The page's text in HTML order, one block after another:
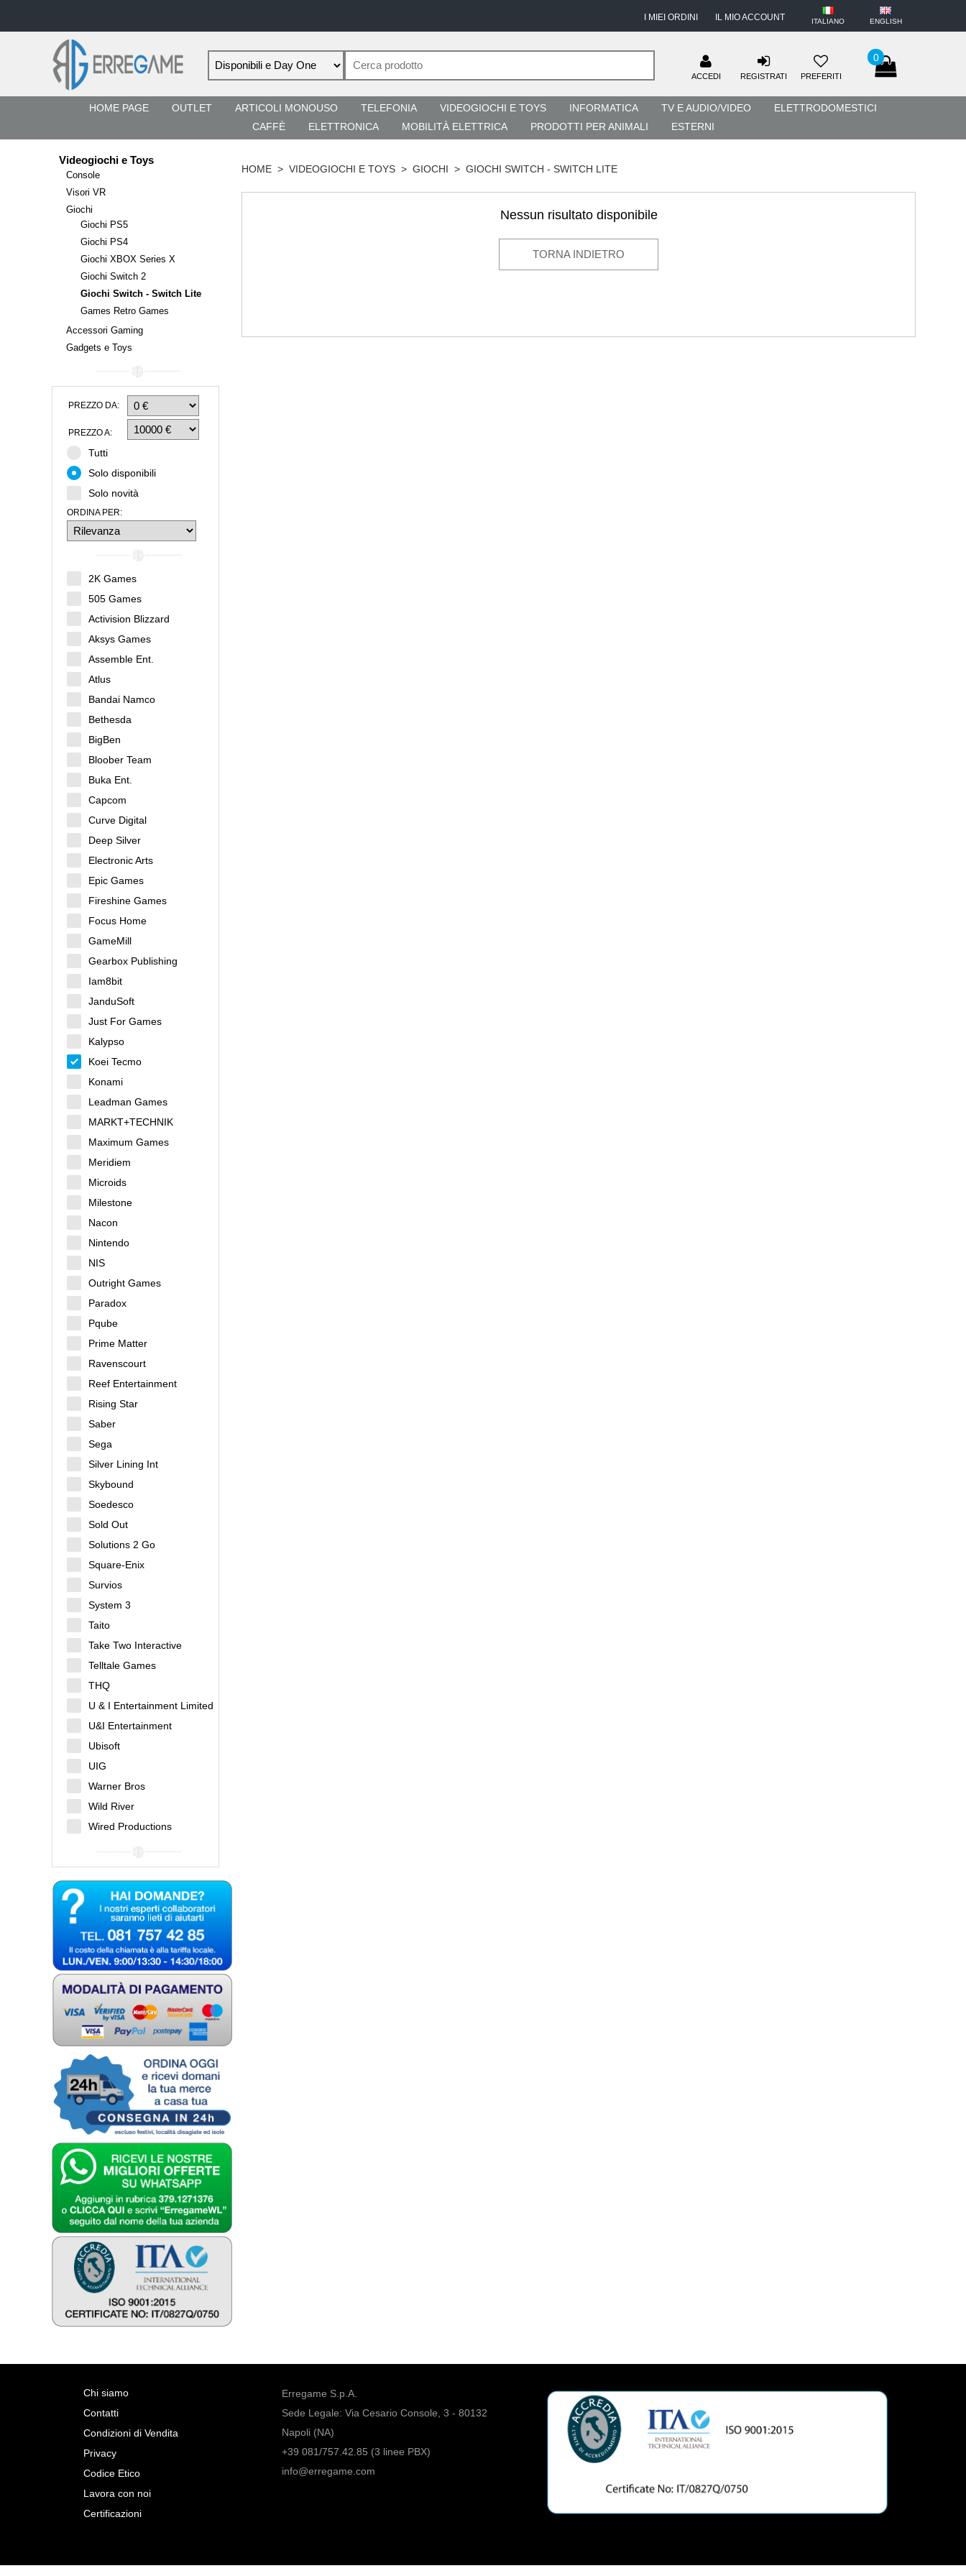
ITALIANO ENGLISH
IL MIO ACCOUNT
I MIEI ORDINI
0
PREFERITI
REGISTRATI
ACCEDI
HOME PAGE OUTLET ARTICOLI MONOUSO TELEFONIA VIDEOGIOCHI E TOYS INFORMATICA TV E AUDIO/VIDEO
ELETTRODOMESTICI
CAFFÈ
ELETTRONICA MOBILITÀ ELETTRICA PRODOTTI PER ANIMALI ESTERNI
Videogiochi e Toys
Console
Visori VR
Giochi
Giochi PS5
Giochi PS4
Giochi XBOX Series X
Giochi Switch 2
Giochi Switch - Switch Lite
Games Retro Games
Accessori Gaming
Gadgets e Toys
PREZZO DA:
PREZZO A:
Tutti
Solo disponibili
Solo novità
ORDINA PER:
2K Games
505 Games
Activision Blizzard
Aksys Games
Assemble Ent.
Atlus
Bandai Namco
Bethesda
BigBen
Bloober Team
Buka Ent.
Capcom
Curve Digital
Deep Silver
Electronic Arts
Epic Games
Fireshine Games
Focus Home
GameMill
Gearbox Publishing
Iam8bit
JanduSoft
Just For Games
Kalypso
Koei Tecmo
Konami
Leadman Games
MARKT+TECHNIK
Maximum Games
Meridiem
Microids
Milestone
Nacon
Nintendo
NIS
Outright Games
Paradox
Pqube
Prime Matter
Ravenscourt
Reef Entertainment
Rising Star
Saber
Sega
Silver Lining Int
Skybound
Soedesco
Sold Out
Solutions 2 Go
Square-Enix
Survios
System 3
Taito
Take Two Interactive
Telltale Games
THQ
U & I Entertainment Limited
U&I Entertainment
Ubisoft
UIG
Warner Bros
Wild River
Wired Productions
HOME > VIDEOGIOCHI E TOYS > GIOCHI > GIOCHI SWITCH - SWITCH LITE
Nessun risultato disponibile
TORNA INDIETRO
Chi siamo
Contatti
Condizioni di Vendita
Privacy
Codice Etico
Lavora con noi
Certificazioni
Erregame S.p.A.
Sede Legale: Via Cesario Console, 3 - 80132
Napoli (NA)
+39 081/757.42.85 (3 linee PBX)
info@erregame.com